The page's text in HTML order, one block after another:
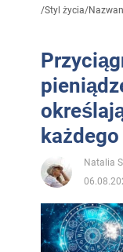
/Styl życia/
Natalia